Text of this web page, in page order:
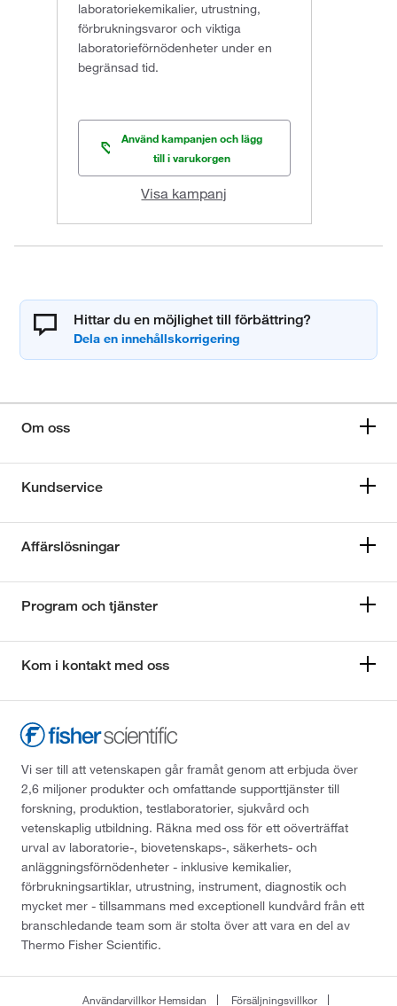
laboratoriekemikalier, utrustning,
förbrukningsvaror och viktiga
laboratorieförnödenheter under en
begränsad tid.
Använd kampanjen och lägg
till i varukorgen
Visa kampanj
Hittar du en möjlighet till förbättring?
Om oss
Kundservice
Affärslösningar
Program och tjänster
Kom i kontakt med oss
Vi ser till att vetenskapen går framåt genom att erbjuda över
2,6 miljoner produkter och omfattande supporttjänster till
forskning, produktion, testlaboratorier, sjukvård och
vetenskaplig utbildning. Räkna med oss för ett oöverträffat
urval av laboratorie-, biovetenskaps-, säkerhets- och
anläggningsförnödenheter - inklusive kemikalier,
förbrukningsartiklar, utrustning, instrument, diagnostik och
mycket mer - tillsammans med exceptionell kundvård från ett
branschledande team som är stolta över att vara en del av
Thermo Fisher Scientific.
Användarvillkor Hemsidan Försäljningsvillkor